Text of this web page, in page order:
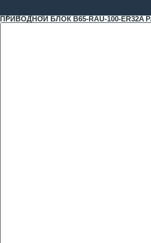
ПРИВОДНОЙ БЛОК B65-RAU-100-